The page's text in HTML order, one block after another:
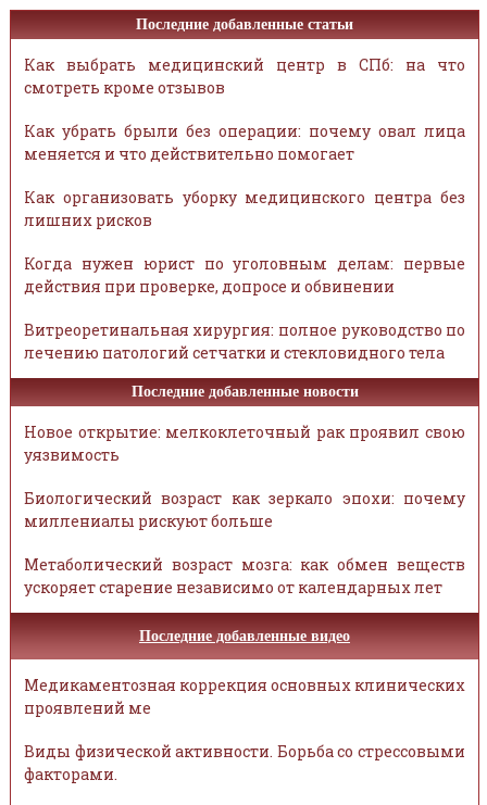
Последние добавленные статьи
Как выбрать медицинский центр в СПб: на что
смотреть кроме отзывов
Как убрать брыли без операции: почему овал лица
меняется и что действительно помогает
Как организовать уборку медицинского центра без
лишних рисков
Когда нужен юрист по уголовным делам: первые
действия при проверке, допросе и обвинении
Витреоретинальная хирургия: полное руководство по
лечению патологий сетчатки и стекловидного тела
Последние добавленные новости
Новое открытие: мелкоклеточный рак проявил свою
уязвимость
Биологический возраст как зеркало эпохи: почему
миллениалы рискуют больше
Метаболический возраст мозга: как обмен веществ
ускоряет старение независимо от календарных лет
Последние добавленные видео
Медикаментозная коррекция основных клинических
проявлений ме
Виды физической активности. Борьба со стрессовыми
факторами.